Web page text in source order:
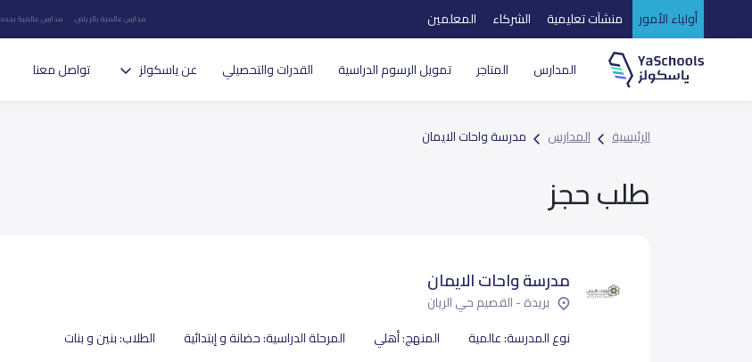
أولياء الأمور منشآت تعليمية الشركاء المعلمين مدارس عالمية بالرياض مدارس عالمية بجده
المدارس المتاجر تمويل الرسوم الدراسية القدرات والتحصيلي عن ياسكولز تواصل معنا
الرئيسية المدارس مدرسة واحات الايمان
طلب حجز
مدرسة واحات الايمان
بريدة - القصيم حي الريان
نوع المدرسة:عالمية المنهج:أهلي المرحلة الدراسية:حضانة و إبتدائية الطلاب:بنين و بنات